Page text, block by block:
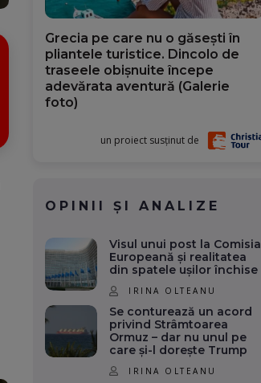
Grecia pe care nu o găsești în
pliantele turistice. Dincolo de
traseele obișnuite începe
adevărata aventură (Galerie
foto)
un proiect susținut de
OPINII ȘI ANALIZE
Visul unui post la Comisia
Europeană și realitatea
din spatele ușilor închise
IRINA OLTEANU
Se conturează un acord
privind Strâmtoarea
Ormuz – dar nu unul pe
care și-l dorește Trump
IRINA OLTEANU